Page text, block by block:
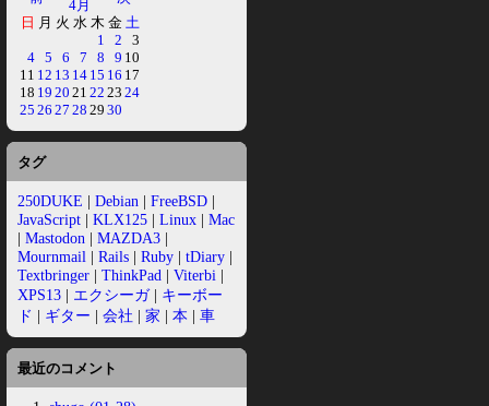
4月
日 月 火 水 木 金 土
1
2
3
4 5 6 7 8 9 10
11 12 13 14 15 16 17
18 19 20 21 22 23 24
25 26 27 28 29 30
タグ
250DUKE | Debian | FreeBSD |
JavaScript | KLX125 | Linux | Mac
| Mastodon | MAZDA3 |
Mournmail | Rails | Ruby | tDiary |
Textbringer | ThinkPad | Viterbi |
XPS13 | エクシーガ| キーボー
ド | ギター | 会社 | 家 | 本 | 車
最近のコメント